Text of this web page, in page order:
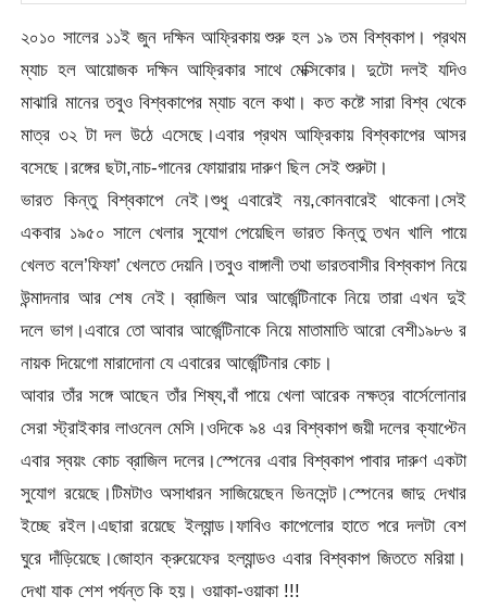
২০১০ সালের ১১ই জুন দক্ষিন আফ্রিকায় শুরু হল ১৯ তম বিশ্বকাপ। প্রথম
ম্যাচ হল আয়োজক দক্ষিন আফ্রিকার সাথে মেক্সিকোর। দুটো দলই যদিও
মাঝারি মানের তবুও বিশ্বকাপের ম্যাচ বলে কথা। কত কষ্টে সারা বিশ্ব থেকে
মাত্র ৩২ টা দল উঠে এসেছে।এবার প্রথম আফ্রিকায় বিশ্বকাপের আসর
বসেছে।রঙ্গের ছটা,নাচ-গানের ফোয়ারায় দারুণ ছিল সেই শুরুটা।
ভারত কিন্তু বিশ্বকাপে নেই।শুধু এবারেই নয়,কোনবারেই থাকেনা।সেই
একবার ১৯৫০ সালে খেলার সুযোগ পেয়েছিল ভারত কিন্তু তখন খালি পায়ে
খেলত বলে’ফিফা’ খেলতে দেয়নি।তবুও বাঙ্গালী তথা ভারতবাসীর বিশ্বকাপ নিয়ে
উন্মাদনার আর শেষ নেই। ব্রাজিল আর আর্জেন্টিনাকে নিয়ে তারা এখন দুই
দলে ভাগ।এবারে তো আবার আর্জেন্টিনাকে নিয়ে মাতামাতি আরো বেশী১৯৮৬ র
নায়ক দিয়েগো মারাদোনা যে এবারের আর্জেন্টিনার কোচ।
আবার তাঁর সঙ্গে আছেন তাঁর শিষ্য,বাঁ পায়ে খেলা আরেক নক্ষত্র বার্সেলোনার
সেরা স্ট্রাইকার লাওনেল মেসি।ওদিকে ৯৪ এর বিশ্বকাপ জয়ী দলের ক্যাপ্টেন
এবার স্বয়ং কোচ ব্রাজিল দলের।স্পেনের এবার বিশ্বকাপ পাবার দারুণ একটা
সুযোগ রয়েছে।টিমটাও অসাধারন সাজিয়েছেন ভিনসেন্ট।স্পেনের জাদু দেখার
ইচ্ছে রইল।এছারা রয়েছে ইল্যান্ড।ফাবিও কাপেলোর হাতে পরে দলটা বেশ
ঘুরে দাঁড়িয়েছে।জোহান ক্রুয়েফের হল্যান্ডও এবার বিশ্বকাপ জিততে মরিয়া।
দেখা যাক শেশ পর্যন্ত কি হয়। ওয়াকা-ওয়াকা !!!